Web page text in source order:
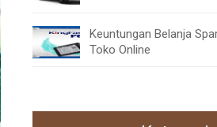
Keuntungan Belanja
Toko Online